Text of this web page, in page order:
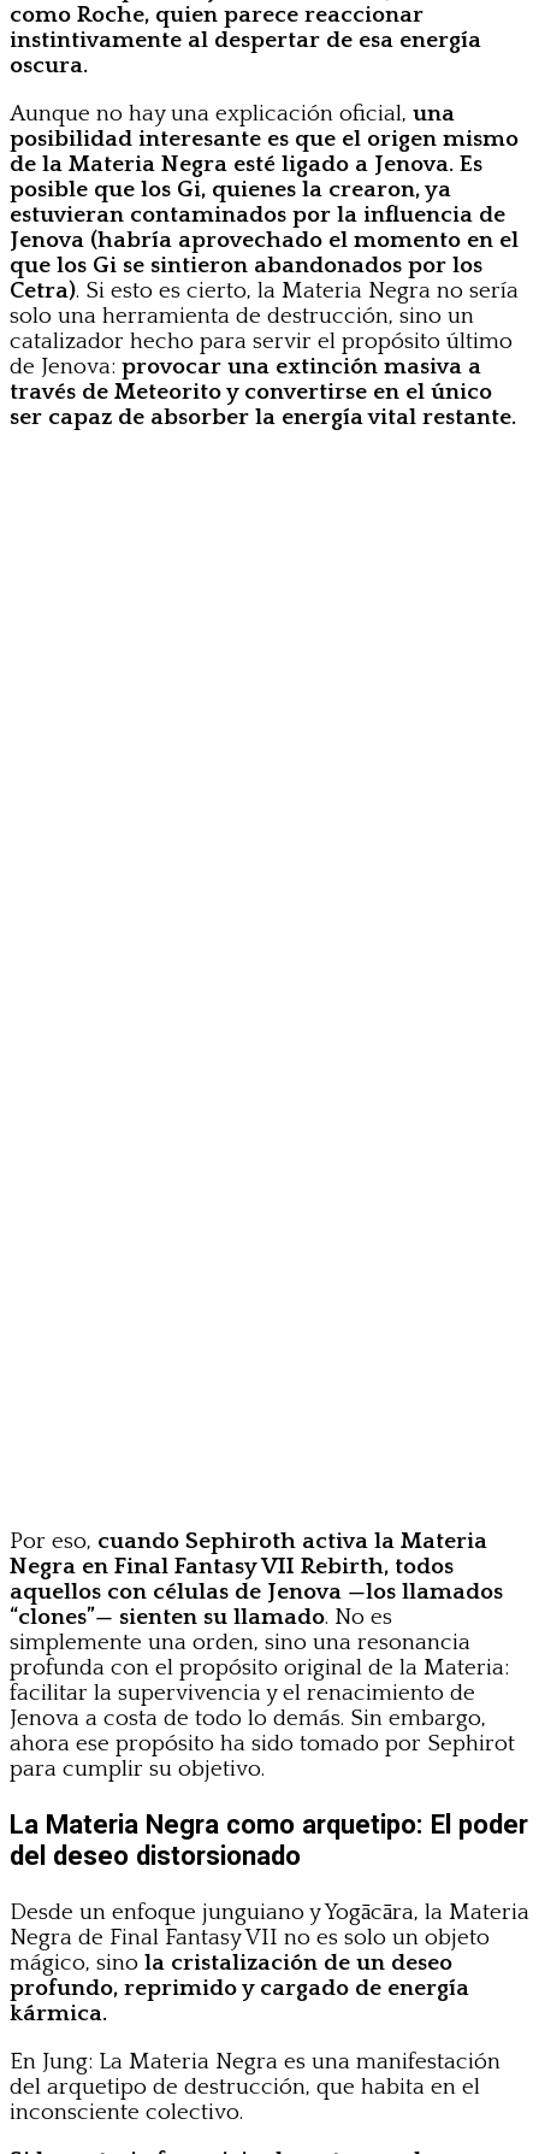
como Roche, quien parece reaccionar
instintivamente al despertar de esa energía
oscura.
Aunque no hay una explicación oficial, una
posibilidad interesante es que el origen mismo
de la Materia Negra esté ligado a Jenova. Es
posible que los Gi, quienes la crearon, ya
estuvieran contaminados por la influencia de
Jenova (habría aprovechado el momento en el
que los Gi se sintieron abandonados por los
Cetra). Si esto es cierto, la Materia Negra no sería
solo una herramienta de destrucción, sino un
catalizador hecho para servir el propósito último
de Jenova: provocar una extinción masiva a
través de Meteorito y convertirse en el único
ser capaz de absorber la energía vital restante.
Por eso, cuando Sephiroth activa la Materia
Negra en Final Fantasy VII Rebirth, todos
aquellos con células de Jenova —los llamados
“clones”— sienten su llamado. No es
simplemente una orden, sino una resonancia
profunda con el propósito original de la Materia:
facilitar la supervivencia y el renacimiento de
Jenova a costa de todo lo demás. Sin embargo,
ahora ese propósito ha sido tomado por Sephirot
para cumplir su objetivo.
La Materia Negra como arquetipo: El poder
del deseo distorsionado
Desde un enfoque junguiano y Yogācāra, la Materia
Negra de Final Fantasy VII no es solo un objeto
mágico, sino la cristalización de un deseo
profundo, reprimido y cargado de energía
kármica.
En Jung: La Materia Negra es una manifestación
del arquetipo de destrucción, que habita en el
inconsciente colectivo.